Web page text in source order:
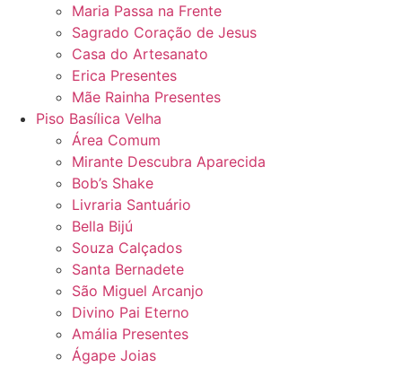
Maria Passa na Frente
Sagrado Coração de Jesus
Casa do Artesanato
Erica Presentes
Mãe Rainha Presentes
Piso Basílica Velha
Área Comum
Mirante Descubra Aparecida
Bob’s Shake
Livraria Santuário
Bella Bijú
Souza Calçados
Santa Bernadete
São Miguel Arcanjo
Divino Pai Eterno
Amália Presentes
Ágape Joias